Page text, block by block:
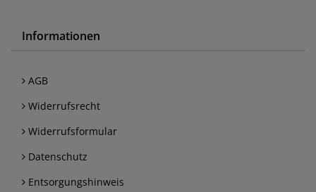
Informationen
AGB
Widerrufsrecht
Widerrufsformular
Datenschutz
Entsorgungshinweis